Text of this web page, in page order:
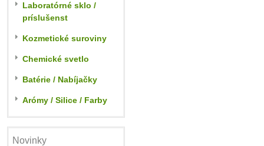
Laboratórné sklo /
príslušenst
Kozmetické suroviny
Chemické svetlo
Batérie / Nabíjačky
Arómy / Silice / Farby
Novinky